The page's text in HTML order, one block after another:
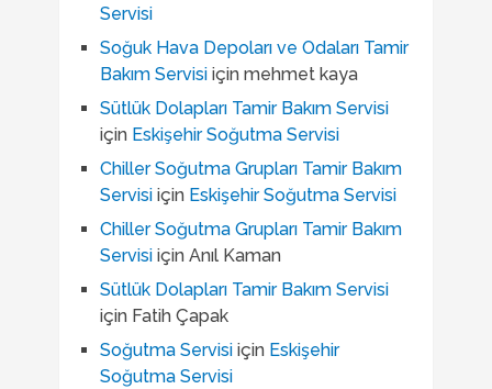
Servisi
Soğuk Hava Depoları ve Odaları Tamir
Bakım Servisiiçin mehmet kaya
Sütlük Dolapları Tamir Bakım Servisi
için Eskişehir Soğutma Servisi
Chiller Soğutma Grupları Tamir Bakım
Servisiiçin Eskişehir Soğutma Servisi
Chiller Soğutma Grupları Tamir Bakım
Servisiiçin Anıl Kaman
Sütlük Dolapları Tamir Bakım Servisi
için Fatih Çapak
Soğutma Servisiiçin Eskişehir
Soğutma Servisi